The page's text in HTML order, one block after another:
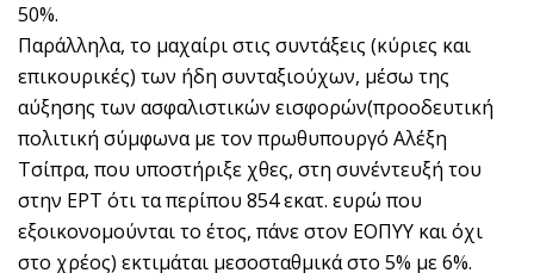
50%.
Παράλληλα, το μαχαίρι στις συντάξεις (κύριες και
επικουρικές) των ήδη συνταξιούχων, μέσω της
αύξησης των ασφαλιστικών εισφορών(προοδευτική
πολιτική σύμφωνα με τον πρωθυπουργό Αλέξη
Τσίπρα, που υποστήριξε χθες, στη συνέντευξή του
στην ΕΡΤ ότι τα περίπου 854 εκατ. ευρώ που
εξοικονομούνται το έτος, πάνε στον ΕΟΠΥΥ και όχι
στο χρέος) εκτιμάται μεσοσταθμικά στο 5% με 6%.